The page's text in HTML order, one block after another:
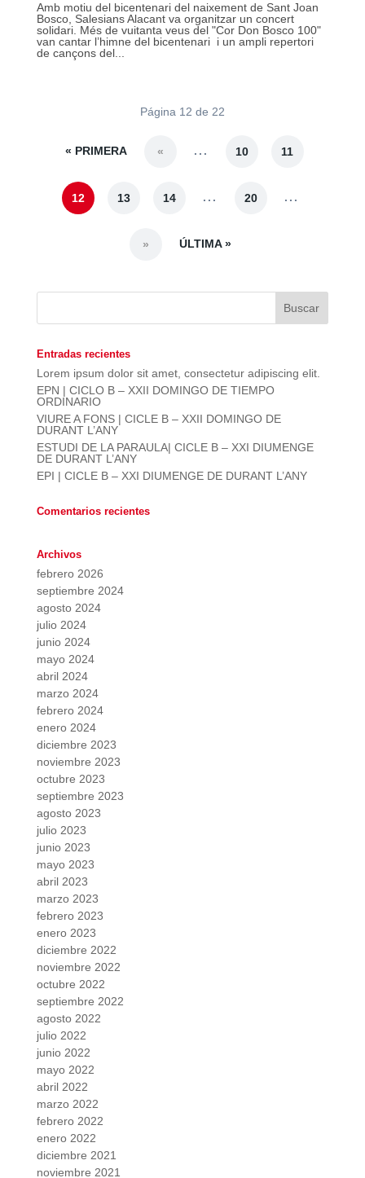
Amb motiu del bicentenari del naixement de Sant Joan
Bosco, Salesians Alacant va organitzar un concert
solidari. Més de vuitanta veus del "Cor Don Bosco 100"
van cantar l’himne del bicentenari i un ampli repertori
de cançons del...
Página 12 de 22
« PRIMERA « ... 10 11
12 13 14 ... 20 ...
» ÚLTIMA »
Entradas recientes
Lorem ipsum dolor sit amet, consectetur adipiscing elit.
EPN | CICLO B – XXII DOMINGO DE TIEMPO
ORDINARIO
VIURE A FONS | CICLE B – XXII DOMINGO DE
DURANT L’ANY
ESTUDI DE LA PARAULA| CICLE B – XXI DIUMENGE
DE DURANT L’ANY
EPI | CICLE B – XXI DIUMENGE DE DURANT L’ANY
Comentarios recientes
Archivos
febrero 2026
septiembre 2024
agosto 2024
julio 2024
junio 2024
mayo 2024
abril 2024
marzo 2024
febrero 2024
enero 2024
diciembre 2023
noviembre 2023
octubre 2023
septiembre 2023
agosto 2023
julio 2023
junio 2023
mayo 2023
abril 2023
marzo 2023
febrero 2023
enero 2023
diciembre 2022
noviembre 2022
octubre 2022
septiembre 2022
agosto 2022
julio 2022
junio 2022
mayo 2022
abril 2022
marzo 2022
febrero 2022
enero 2022
diciembre 2021
noviembre 2021